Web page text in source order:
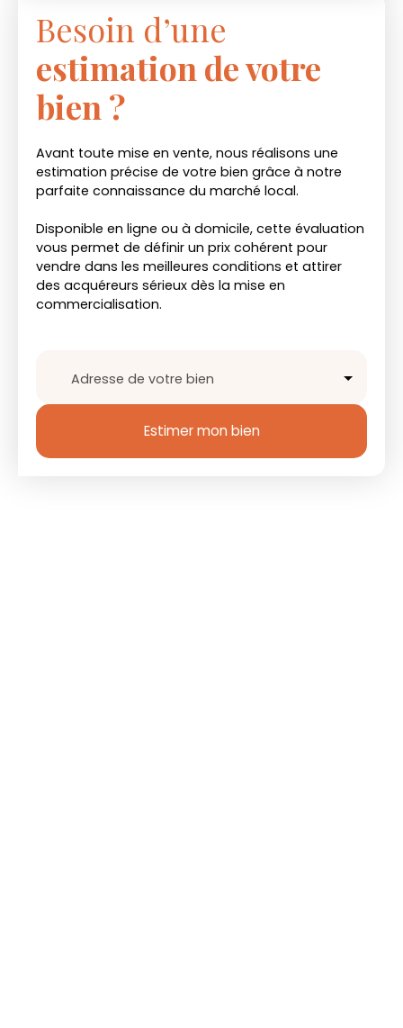
Besoin d’une
estimation de votre
bien ?
Avant toute mise en vente, nous réalisons une
estimation précise de votre bien grâce à notre
parfaite connaissance du marché local.
Disponible en ligne ou à domicile, cette évaluation
vous permet de définir un prix cohérent pour
vendre dans les meilleures conditions et attirer
des acquéreurs sérieux dès la mise en
commercialisation.
Adresse de votre bien
Estimer mon bien